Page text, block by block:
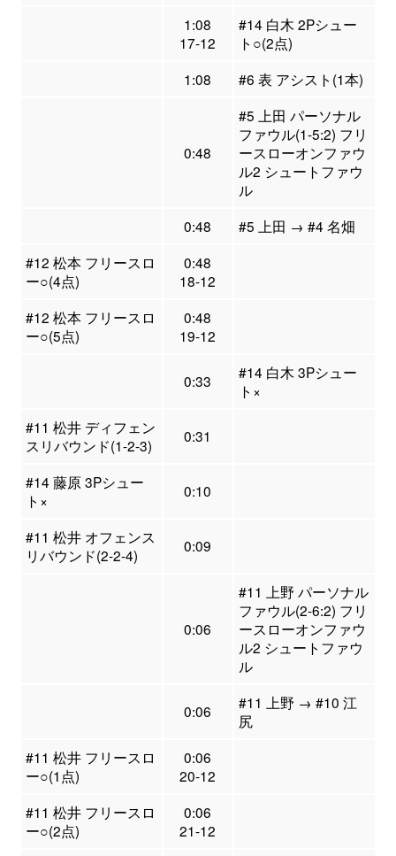
1:08
17-12
#14 白木 2Pシュー
ト○(2点)
1:08
#6 表 アシスト(1本)
0:48
#5 上田 パーソナル
ファウル(1-5:2) フリ
ースローオンファウ
ル2 シュートファウ
ル
0:48
#5 上田 → #4 名畑
#12 松本 フリースロ
ー○(4点)
0:48
18-12
#12 松本 フリースロ
ー○(5点)
0:48
19-12
0:33
#14 白木 3Pシュー
ト×
#11 松井 ディフェン
スリバウンド(1-2-3)
0:31
#14 藤原 3Pシュー
ト×
0:10
#11 松井 オフェンス
リバウンド(2-2-4)
0:09
0:06
#11 上野 パーソナル
ファウル(2-6:2) フリ
ースローオンファウ
ル2 シュートファウ
ル
0:06
#11 上野 → #10 江
尻
#11 松井 フリースロ
ー○(1点)
0:06
20-12
#11 松井 フリースロ
ー○(2点)
0:06
21-12